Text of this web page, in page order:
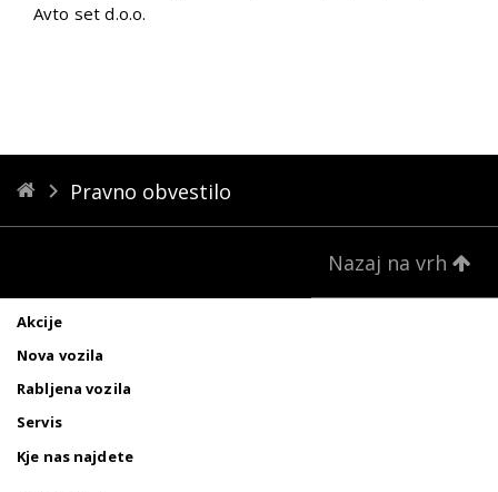
Avto set d.o.o.
Pravno obvestilo
Nazaj na vrh
Akcije
Nova vozila
Rabljena vozila
Servis
Kje nas najdete